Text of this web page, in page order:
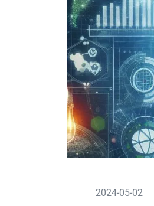
2024-05-02